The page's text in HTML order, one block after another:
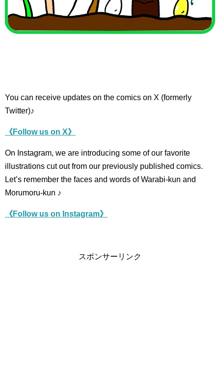
You can receive updates on the comics on X (formerly
Twitter)♪
《Follow us on X》
On Instagram, we are introducing some of our favorite
illustrations cut out from our previously published comics.
Let’s remember the faces and words of Warabi-kun and
Morumoru-kun ♪
《Follow us on Instagram》
スポンサーリンク